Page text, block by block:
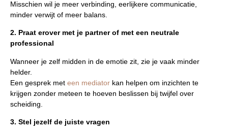
Misschien wil je meer verbinding, eerlijkere communicatie,
minder verwijt of meer balans.
2. Praat erover met je partner of met een neutrale
professional
Wanneer je zelf midden in de emotie zit, zie je vaak minder
helder.
Een gesprek met een mediator kan helpen om inzichten te
krijgen zonder meteen te hoeven beslissen bij twijfel over
scheiding.
3. Stel jezelf de juiste vragen